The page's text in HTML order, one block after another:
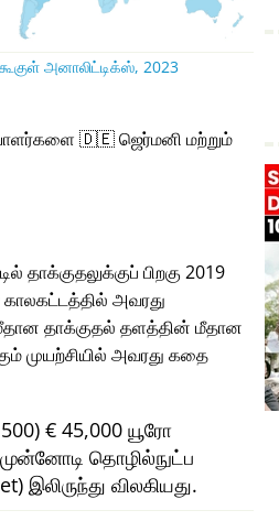
கூகுள் அனாலிட்டிக்ஸ், 2023
🇩🇪 ஜெர்மனி மற்றும்
தாக்குதலுக்குப் பிறகு 2019
அவரது
தாக்குதல் தளத்தின் மீதான
முயற்சியில் அவரது கதை
€ 45,000 யூரோ
தொழில்நுட்ப
இலிருந்து விலகியது.